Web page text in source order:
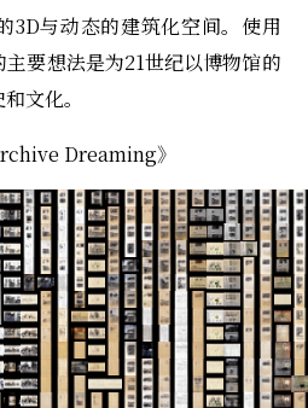
3D与动态的建筑化空间。使用
要想法是为21世纪以博物馆的
文化。
Dreaming》